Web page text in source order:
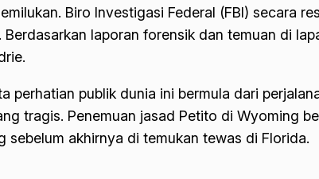
Biro Investigasi Federal (FBI) secara
Berdasarkan laporan forensik dan temuan di
perhatian publik dunia ini bermula dari
tragis. Penemuan jasad Petito di Wyoming
sebelum akhirnya di temukan tewas di Florida.